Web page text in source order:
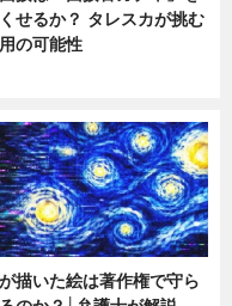
せるか？ タレスカが挑む
の可能性
描いた絵は著作権で守ら